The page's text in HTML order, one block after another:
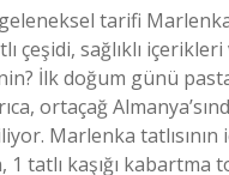
tarifi
çeşidi, sağlıklı
İlk doğum günü
ortaçağ
Marlenka
tatlı kaşığı kabartma